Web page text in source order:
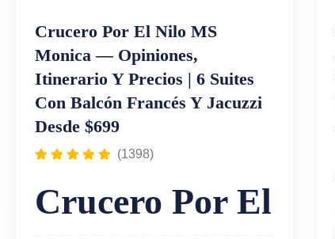
Crucero Por El Nilo MS
Monica — Opiniones,
Itinerario Y Precios | 6 Suites
Con Balcón Francés Y Jacuzzi
Desde $699
(1398)
Crucero Por El